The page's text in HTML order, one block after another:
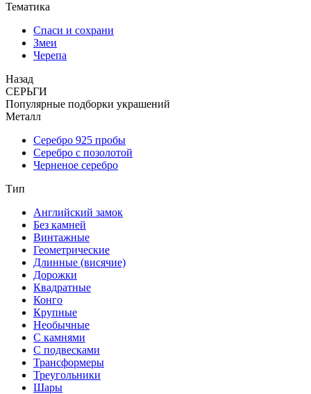
Тематика
Спаси и сохрани
Змеи
Черепа
Назад
СЕРЬГИ
Популярные подборки украшений
Металл
Серебро 925 пробы
Серебро с позолотой
Черненое серебро
Тип
Английский замок
Без камней
Винтажные
Геометрические
Длинные (висячие)
Дорожки
Квадратные
Конго
Крупные
Необычные
С камнями
С подвесками
Трансформеры
Треугольники
Шары